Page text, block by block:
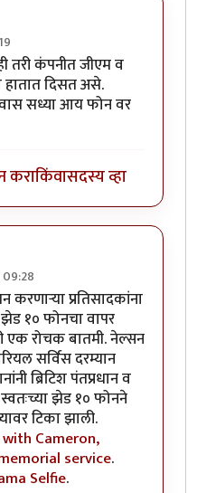
तरी कंपनीत जीएम व
हातात दिसत असे.
सध्या आय फोन वर
कराकिंवासदस्य व्हा
प्रतिसादकांना
१० फोनचा वापर
रोचक बातमी. नेल्सन
सर्विस दरम्यान
ब्रिटिश पंतप्रधान व
स्वतःच्या झेड १० फोनने
टिका झाली.
Cameron,
service.
Selfie.